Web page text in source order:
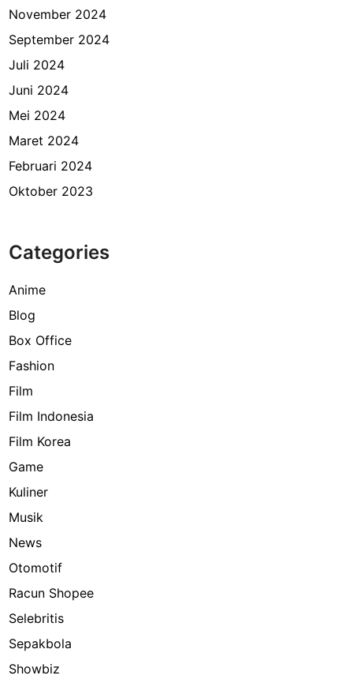
November 2024
September 2024
Juli 2024
Juni 2024
Mei 2024
Maret 2024
Februari 2024
Oktober 2023
Categories
Anime
Blog
Box Office
Fashion
Film
Film Indonesia
Film Korea
Game
Kuliner
Musik
News
Otomotif
Racun Shopee
Selebritis
Sepakbola
Showbiz